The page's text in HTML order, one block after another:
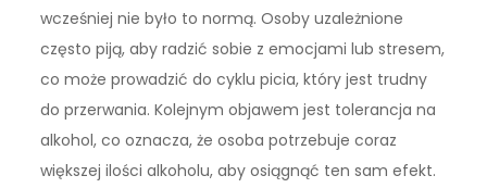
wcześniej nie było to normą. Osoby uzależnione
często piją, aby radzić sobie z emocjami lub stresem,
co może prowadzić do cyklu picia, który jest trudny
do przerwania. Kolejnym objawem jest tolerancja na
alkohol, co oznacza, że osoba potrzebuje coraz
większej ilości alkoholu, aby osiągnąć ten sam efekt.